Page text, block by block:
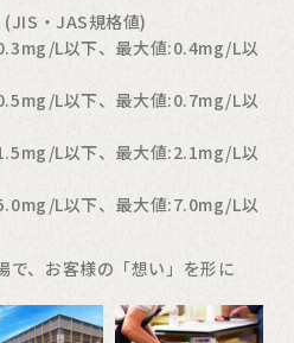
(JIS・JAS規格値)
L以下、最大値:0.4mg/L以
L以下、最大値:0.7mg/L以
L以下、最大値:2.1mg/L以
L以下、最大値:7.0mg/L以
で、お客様の「想い」を形に